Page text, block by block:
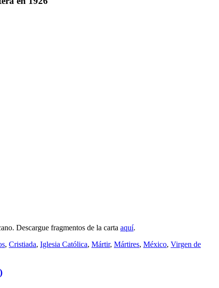
Descargue fragmentos de la carta aquí.
, Cristiada, Iglesia Católica, Mártir, Mártires, México, Virgen de